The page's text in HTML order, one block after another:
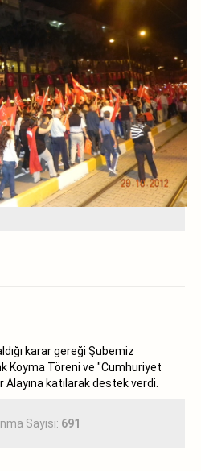
karar gereği Şubemiz
Koyma Töreni ve "Cumhuriyet
katılarak destek verdi.
Sayısı: 691